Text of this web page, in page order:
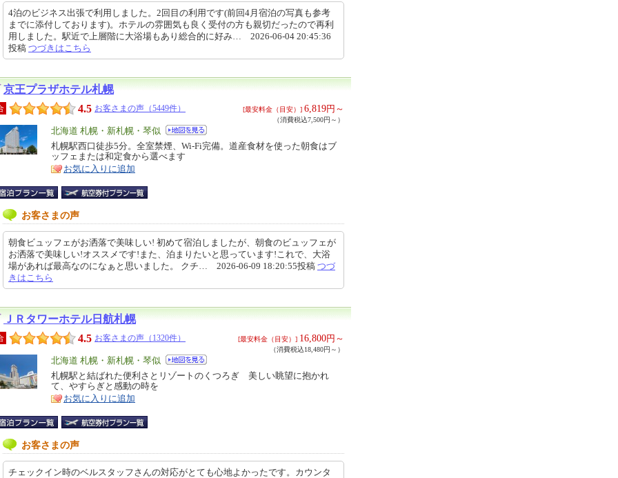
4泊のビジネス出張で利用しました。2回目の利用です(前回4月宿泊の写真も参考
までに添付しております)。ホテルの雰囲気も良く受付の方も親切だったので再利
用しました。駅近で上層階に大浴場もあり総合的に好み… 2026-06-04 20:45:36
投稿 つづきはこちら
京王プラザホテル札幌
4.5 お客さまの声（5449件） [最安料金（目安）] 6,819円～
（消費税込7,500円～）
エ
リ
ア
北海道 札幌・新札幌・琴似
特
徴
札幌駅西口徒歩5分。全室禁煙、Wi-Fi完備。道産食材を使った朝食はブ
ッフェまたは和定食から選べます
お気に入りに追加
お客さまの声
朝食ビュッフェがお洒落で美味しい! 初めて宿泊しましたが、朝食のビュッフェが
お洒落で美味しい!オススメです!また、泊まりたいと思っています!これで、大浴
場があれば最高なのになぁと思いました。 クチ… 2026-06-09 18:20:55投稿 つづ
きはこちら
ＪＲタワーホテル日航札幌
4.5 お客さまの声（1320件） [最安料金（目安）] 16,800円～
（消費税込18,480円～）
エ
リ
ア
北海道 札幌・新札幌・琴似
特
徴
札幌駅と結ばれた便利さとリゾートのくつろぎ 美しい眺望に抱かれ
て、やすらぎと感動の時を
お気に入りに追加
お客さまの声
チェックイン時のベルスタッフさんの対応がとても心地よかったです。カウンタ